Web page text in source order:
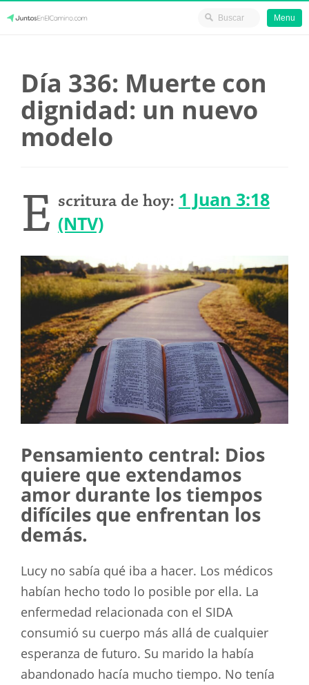
content
Menu
Día 336: Muerte con
dignidad: un nuevo
modelo
E scritura de hoy: 1 Juan 3:18
(NTV)
Pensamiento central: Dios
quiere que extendamos
amor durante los tiempos
difíciles que enfrentan los
demás.
Lucy no sabía qué iba a hacer. Los médicos
habían hecho todo lo posible por ella. La
enfermedad relacionada con el SIDA
consumió su cuerpo más allá de cualquier
esperanza de futuro. Su marido la había
abandonado hacía mucho tiempo. No tenía